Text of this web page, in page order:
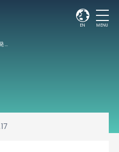
EN MENU
譲渡制限付株式報酬としての新株式の発行に関するお知らせ